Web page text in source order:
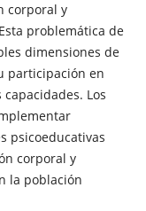
corporal y
problemática de
dimensiones de
participación en
Los
psicoeducativas
corporal y
la población